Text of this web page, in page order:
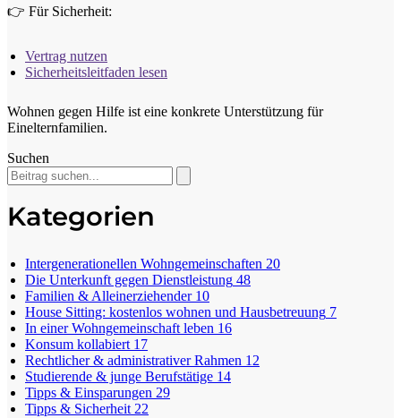
👉 Für Sicherheit:
Vertrag nutzen
Sicherheitsleitfaden lesen
Wohnen gegen Hilfe ist eine konkrete Unterstützung für
Einelternfamilien.
Suchen
Kategorien
Intergenerationellen Wohngemeinschaften 20
Die Unterkunft gegen Dienstleistung 48
Familien & Alleinerziehender 10
House Sitting: kostenlos wohnen und Hausbetreuung 7
In einer Wohngemeinschaft leben 16
Konsum kollabiert 17
Rechtlicher & administrativer Rahmen 12
Studierende & junge Berufstätige 14
Tipps & Einsparungen 29
Tipps & Sicherheit 22